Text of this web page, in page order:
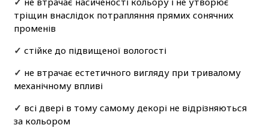
тріщин внаслідок потрапляння прямих сонячних
променів
✓ стійке до підвищеної вологості
✓ не втрачає естетичного вигляду при тривалому
механічному впливі
✓ всі двері в тому самому декорі не відрізняються
за кольором